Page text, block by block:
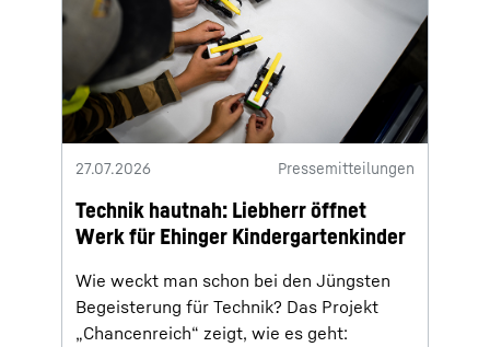
27.07.2026 Pressemitteilungen
Technik hautnah: Liebherr öffnet
Werk für Ehinger Kindergartenkinder
Wie weckt man schon bei den Jüngsten
Begeisterung für Technik? Das Projekt
„Chancenreich“ zeigt, wie es geht: